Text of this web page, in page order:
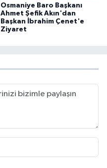
Osmaniye Baro Başkanı
Ahmet Şefik Akın'dan
Başkan İbrahim Çenet'e
Ziyaret